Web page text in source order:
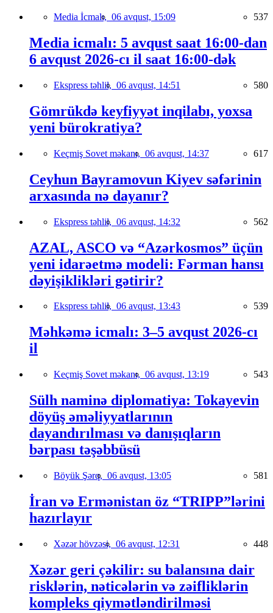
Media İcmalı, 06 avqust, 15:09 537
Media icmalı: 5 avqust saat 16:00-dan
6 avqust 2026-cı il saat 16:00-dək
Ekspress təhlil, 06 avqust, 14:51 580
Gömrükdə keyfiyyət inqilabı, yoxsa
yeni bürokratiya?
Keçmiş Sovet məkanı, 06 avqust, 14:37 617
Ceyhun Bayramovun Kiyev səfərinin
arxasında nə dayanır?
Ekspress təhlil, 06 avqust, 14:32 562
AZAL, ASCO və “Azərkosmos” üçün
yeni idarəetmə modeli: Fərman hansı
dəyişiklikləri gətirir?
Ekspress təhlil, 06 avqust, 13:43 539
Məhkəmə icmalı: 3–5 avqust 2026-cı
il
Keçmiş Sovet məkanı, 06 avqust, 13:19 543
Sülh naminə diplomatiya: Tokayevin
döyüş əməliyyatlarının
dayandırılması və danışıqların
bərpası təşəbbüsü
Böyük Şərq, 06 avqust, 13:05 581
İran və Ermənistan öz “TRIPP”lərini
hazırlayır
Xəzər hövzəsi, 06 avqust, 12:31 448
Xəzər geri çəkilir: su balansına dair
risklərin, nəticələrin və zəifliklərin
kompleks qiymətləndirilməsi